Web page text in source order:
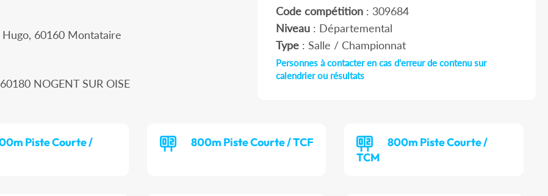
60160 Montataire
NOGENT SUR OISE
Code compétition: 309684
Niveau: Départemental
Type: Salle / Championnat
Personnes à contacter en cas d'erreur de contenu sur
calendrier ou résultats
Piste Courte /
800m Piste Courte / TCF
800m Piste Courte /
TCM